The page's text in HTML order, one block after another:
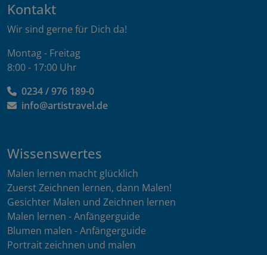
Kontakt
Wir sind gerne für Dich da!
Montag - Freitag
8:00 - 17:00 Uhr
0234 / 976 189-0
info@artistravel.de
Wissenswertes
Malen lernen macht glücklich
Zuerst Zeichnen lernen, dann Malen!
Gesichter Malen und Zeichnen lernen
Malen lernen - Anfängerguide
Blumen malen - Anfängerguide
Portrait zeichnen und malen